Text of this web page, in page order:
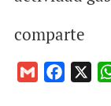
comparte